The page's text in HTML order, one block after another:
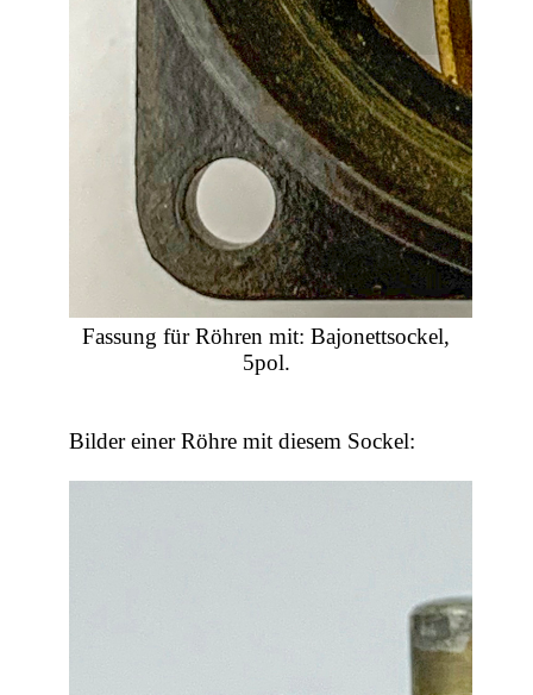
Fassung für Röhren mit: Bajonettsockel,
5pol.
Bilder einer Röhre mit diesem Sockel: